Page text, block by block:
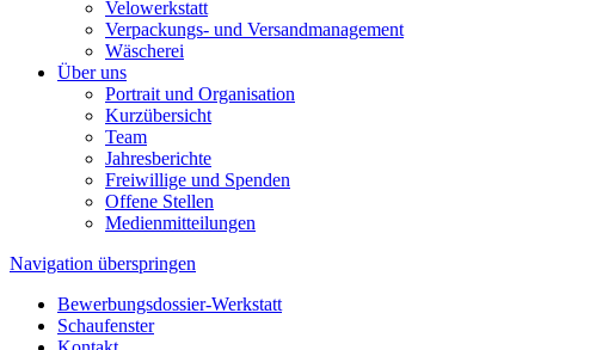
Velowerkstatt
Verpackungs- und Versandmanagement
Wäscherei
Über uns
Portrait und Organisation
Kurzübersicht
Team
Jahresberichte
Freiwillige und Spenden
Offene Stellen
Medienmitteilungen
Navigation überspringen
Bewerbungsdossier-Werkstatt
Schaufenster